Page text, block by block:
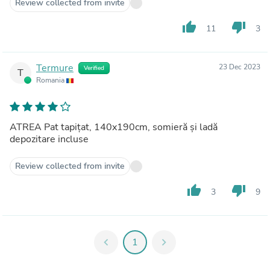
Review collected from invite
thumb_up 11 thumb_down 3
T Termure Verified
Romania
23 Dec 2023
ATREA Pat tapițat, 140x190cm, somieră și ladă
depozitare incluse
Review collected from invite
thumb_up 3 thumb_down 9
chevron_left 1 chevron_right